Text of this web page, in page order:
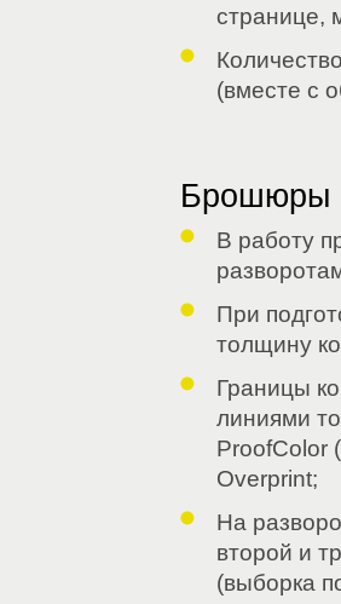
странице,
(вместе с
Брошюры
В работу
При
толщину
Границы
линиями
ProofColor
Overprint;
На
второй и
(выборка